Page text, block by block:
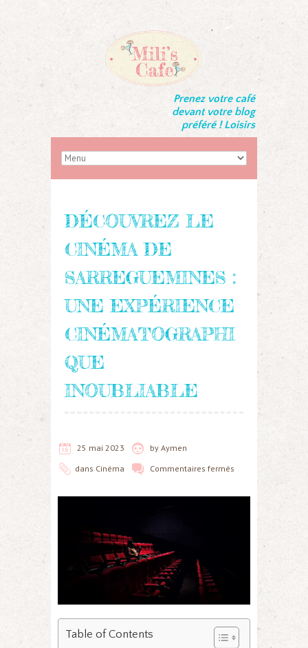
Prenez votre café
devant votre blog
préféré ! Loisirs
DÉCOUVREZ LE
CINÉMA DE
SARREGUEMINES :
UNE EXPÉRIENCE
CINÉMATOGRAPHI
QUE
INOUBLIABLE
25 mai 2023 by Aymen
dans Cinéma Commentaires fermés
Table of Contents